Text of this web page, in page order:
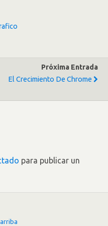
Próxima Entrada
El Crecimiento De Chrome
para publicar un